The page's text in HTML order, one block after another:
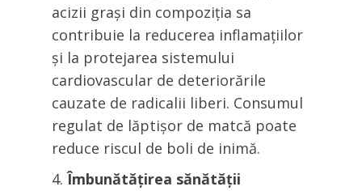
acizii grași din compoziția sa
contribuie la reducerea inflamațiilor
și la protejarea sistemului
cardiovascular de deteriorările
cauzate de radicalii liberi. Consumul
regulat de lăptișor de matcă poate
reduce riscul de boli de inimă.
Îmbunătățirea sănătății